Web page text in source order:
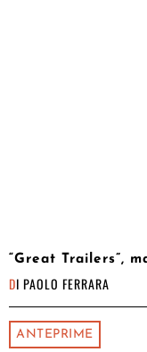
“Great Trailers”,
DI PAOLO FERRARA
ANTEPRIME